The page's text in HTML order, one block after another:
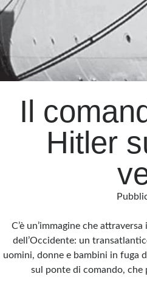
Il
Hitler
C’è un’immagine che
dell’Occidente: un
uomini, donne e bambini in fuga
sul ponte di comando,